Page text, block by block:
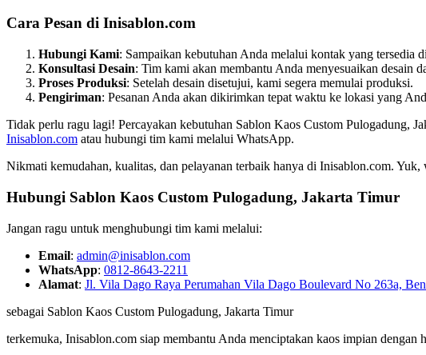
Cara Pesan di Inisablon.com
Hubungi Kami: Sampaikan kebutuhan Anda melalui kontak yang tersedia
Konsultasi Desain: Tim kami akan membantu Anda menyesuaikan desain
Proses Produksi: Setelah desain disetujui, kami segera memulai produksi.
Pengiriman: Pesanan Anda akan dikirimkan tepat waktu ke lokasi yang
Tidak perlu ragu lagi! Percayakan kebutuhan Sablon Kaos Custom Pulogadung,
Inisablon.com atau hubungi tim kami melalui WhatsApp.
Nikmati kemudahan, kualitas, dan pelayanan terbaik hanya di Inisablon.com.
Hubungi Sablon Kaos Custom Pulogadung, Jakarta Timur
Jangan ragu untuk menghubungi tim kami melalui:
Email: admin@inisablon.com
WhatsApp: 0812-8643-2211
Alamat: Jl. Vila Dago Raya Perumahan Vila Dago Boulevard No 263a,
sebagai Sablon Kaos Custom Pulogadung, Jakarta Timur
terkemuka, Inisablon.com siap membantu Anda menciptakan kaos impian dengan